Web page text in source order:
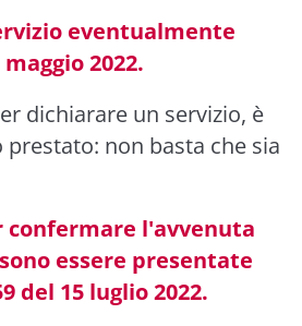
eventualmente
2022.
dichiarare un servizio, è
prestato: non basta che sia
confermare l'avvenuta
essere presentate
del 15 luglio 2022.